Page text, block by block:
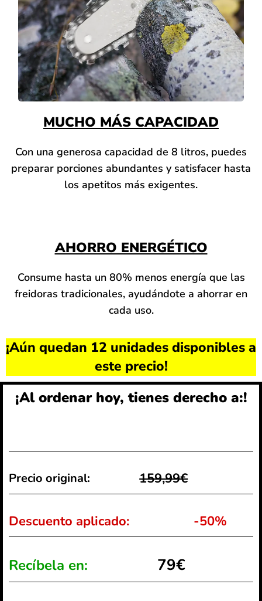
MUCHO MÁS CAPACIDAD
Con una generosa capacidad de 8 litros, puedes
preparar porciones abundantes y satisfacer hasta
los apetitos más exigentes.
AHORRO ENERGÉTICO
Consume hasta un 80% menos energía que las
freidoras tradicionales, ayudándote a ahorrar en
cada uso.
¡Aún quedan 12 unidades disponibles a
este precio!
¡Al ordenar hoy, tienes derecho a:!
Precio original: 159,99€
Descuento aplicado: -50%
Recíbela en: 79€